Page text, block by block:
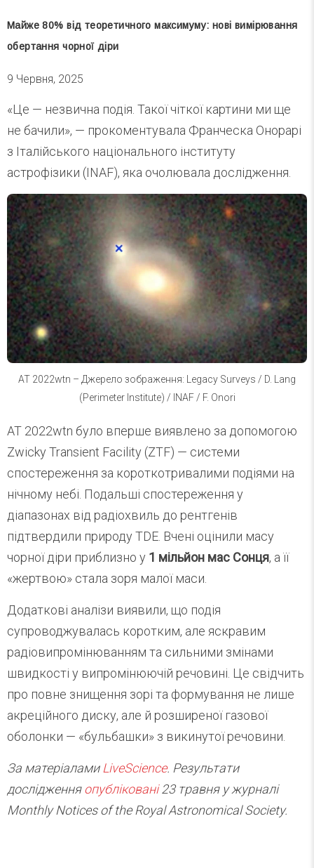
Майже 80% від теоретичного максимуму: нові вимірювання
обертання чорної діри
9 Червня, 2025
«Це — незвична подія. Такої чіткої картини ми ще
не бачили», — прокоментувала Франческа Онорарі
з Італійського національного інституту
астрофізики (INAF), яка очолювала дослідження.
AT 2022wtn – Джерело зображення: Legacy Surveys / D. Lang
(Perimeter Institute) / INAF / F. Onori
AT 2022wtn було вперше виявлено за допомогою
Zwicky Transient Facility (ZTF) — системи
спостереження за короткотривалими подіями на
нічному небі. Подальші спостереження у
діапазонах від радіохвиль до рентгенів
підтвердили природу TDE. Вчені оцінили масу
чорної діри приблизно у 1 мільйон мас Сонця, а її
«жертвою» стала зоря малої маси.
Додаткові аналізи виявили, що подія
супроводжувалась коротким, але яскравим
радіовипромінюванням та сильними змінами
швидкості у випромінюючій речовині. Це свідчить
про повне знищення зорі та формування не лише
акреційного диску, але й розширеної газової
оболонки — «бульбашки» з викинутої речовини.
За матеріаламиLiveScience. Результати
дослідженняопубліковані23 травня у журналі
Monthly Notices of the Royal Astronomical Society.